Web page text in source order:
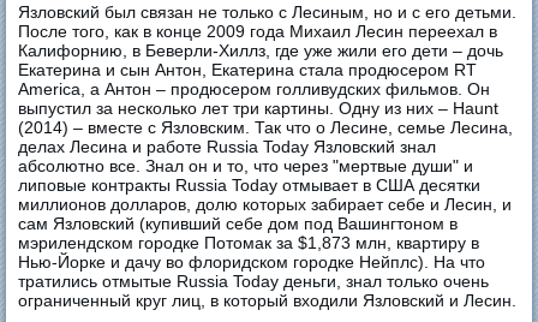
Язловский был связан не только с Лесиным, но и с его детьми.
После того, как в конце 2009 года Михаил Лесин переехал в
Калифорнию, в Беверли-Хиллз, где уже жили его дети – дочь
Екатерина и сын Антон, Екатерина стала продюсером RT
America, а Антон – продюсером голливудских фильмов. Он
выпустил за несколько лет три картины. Одну из них – Haunt
(2014) – вместе с Язловским. Так что о Лесине, семье Лесина,
делах Лесина и работе Russia Today Язловский знал
абсолютно все. Знал он и то, что через "мертвые души" и
липовые контракты Russia Today отмывает в США десятки
миллионов долларов, долю которых забирает себе и Лесин, и
сам Язловский (купивший себе дом под Вашингтоном в
мэрилендском городке Потомак за $1,873 млн, квартиру в
Нью-Йорке и дачу во флоридском городке Нейплс). На что
тратились отмытые Russia Today деньги, знал только очень
ограниченный круг лиц, в который входили Язловский и Лесин.